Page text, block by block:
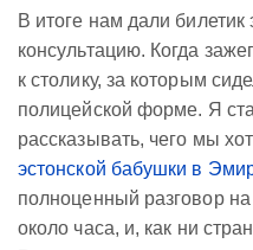
В итоге нам дали
консультацию. Когда
к столику, за которым
полицейской форме. Я
рассказывать, чего мы
эстонской бабушки в
полноценный разговор
около часа, и, как ни